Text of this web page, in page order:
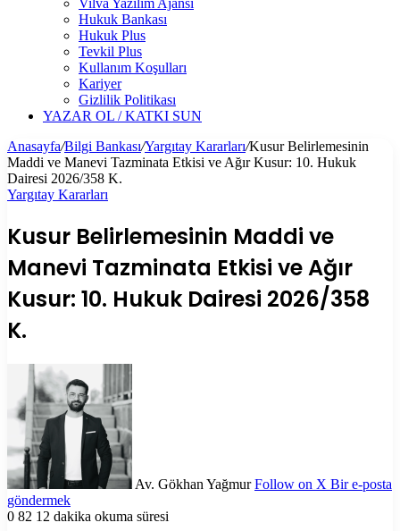
Vilva Yazılım Ajansı
Hukuk Bankası
Hukuk Plus
Tevkil Plus
Kullanım Koşulları
Kariyer
Gizlilik Politikası
YAZAR OL / KATKI SUN
Anasayfa/Bilgi Bankası/Yargıtay Kararları/Kusur Belirlemesinin
Maddi ve Manevi Tazminata Etkisi ve Ağır Kusur: 10. Hukuk
Dairesi 2026/358 K.
Yargıtay Kararları
Kusur Belirlemesinin Maddi ve
Manevi Tazminata Etkisi ve Ağır
Kusur: 10. Hukuk Dairesi 2026/358
K.
Av. Gökhan Yağmur Follow on X Bir e-posta
göndermek
0 82 12 dakika okuma süresi